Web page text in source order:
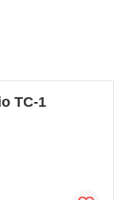
TC-1